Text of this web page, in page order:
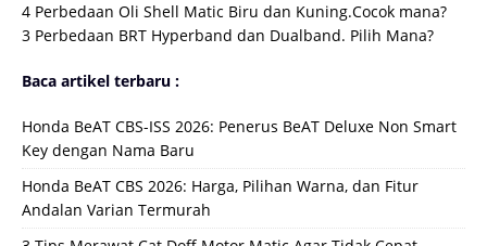
4 Perbedaan Oli Shell Matic Biru dan Kuning.Cocok mana?
3 Perbedaan BRT Hyperband dan Dualband. Pilih Mana?
Baca artikel terbaru :
Honda BeAT CBS-ISS 2026: Penerus BeAT Deluxe Non Smart
Key dengan Nama Baru
Honda BeAT CBS 2026: Harga, Pilihan Warna, dan Fitur
Andalan Varian Termurah